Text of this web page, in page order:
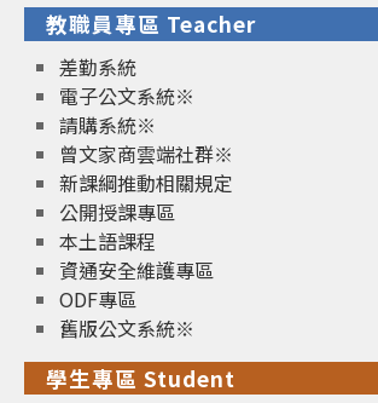
教職員專區 Teacher
差勤系統
電子公文系統※
請購系統※
曾文家商雲端社群※
新課綱推動相關規定
公開授課專區
本土語課程
資通安全維護專區
ODF專區
舊版公文系統※
學生專區 Student